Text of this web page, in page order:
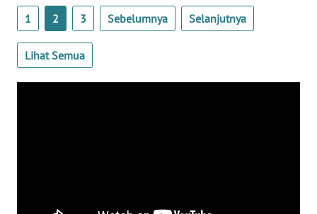
1 2 3 Sebelumnya Selanjutnya
Lihat Semua
KEPRI
WN
PAPUA